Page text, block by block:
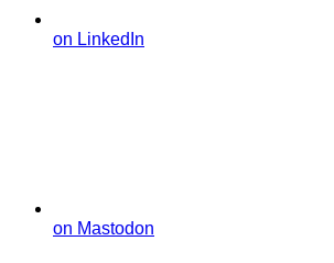
on LinkedIn
on Mastodon